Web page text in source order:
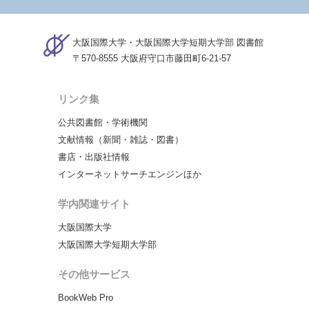
大阪国際大学・大阪国際大学短期大学部 図書館
〒570-8555 大阪府守口市藤田町6-21-57
リンク集
公共図書館・学術機関
文献情報（新聞・雑誌・図書）
書店・出版社情報
インターネットサーチエンジンほか
学内関連サイト
大阪国際大学
大阪国際大学短期大学部
その他サービス
BookWeb Pro